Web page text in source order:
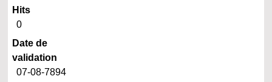
Hits
0
Date de
validation
07-08-7894